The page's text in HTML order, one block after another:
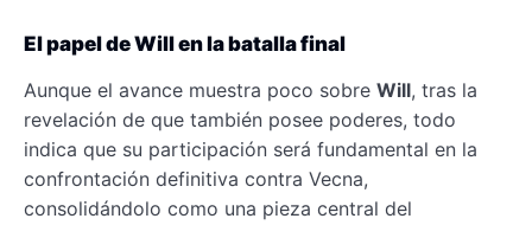
El papel de Will en la batalla final
Aunque el avance muestra poco sobre Will, tras la
revelación de que también posee poderes, todo
indica que su participación será fundamental en la
confrontación definitiva contra Vecna,
consolidándolo como una pieza central del